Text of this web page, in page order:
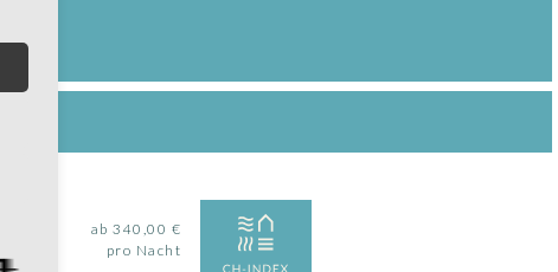
ab 340,00 €
pro Nacht